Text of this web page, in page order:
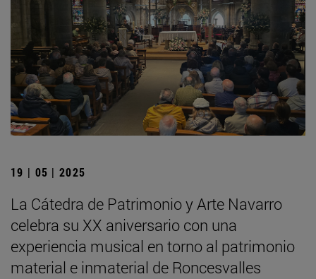
19 | 05 | 2025
La Cátedra de Patrimonio y Arte Navarro
celebra su XX aniversario con una
experiencia musical en torno al patrimonio
material e inmaterial de Roncesvalles